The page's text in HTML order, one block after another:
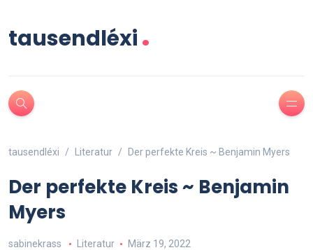
tausendléxi.
tausendléxi Literatur Der perfekte Kreis ~ Benjamin Myers
Der perfekte Kreis ~ Benjamin
Myers
sabinekrass Literatur März 19, 2022